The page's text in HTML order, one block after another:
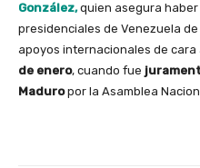
González,quien asegura
presidenciales de Venezuela
apoyos internacionales de cara
de enero, cuando fue
Maduropor la Asamblea